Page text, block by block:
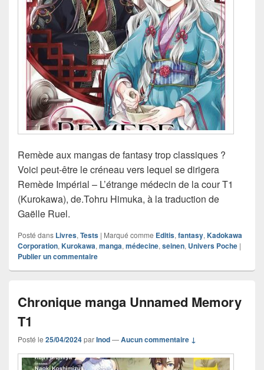
Remède aux mangas de fantasy trop classiques ?
Voici peut-être le créneau vers lequel se dirigera
Remède Impérial – L’étrange médecin de la cour T1
(Kurokawa), de.Tohru Himuka, à la traduction de
Gaëlle Ruel.
Posté dans Livres, Tests | Marqué comme Editis, fantasy, Kadokawa
Corporation, Kurokawa, manga, médecine, seinen, Univers Poche |
Publier un commentaire
Chronique manga Unnamed Memory
T1
Posté le 25/04/2024parInod—Aucun commentaire ↓